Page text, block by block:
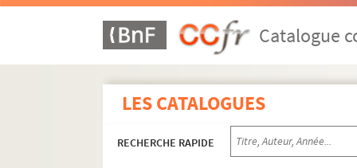
Catalogue
LES CATALOGUES
RECHERCHE RAPIDE